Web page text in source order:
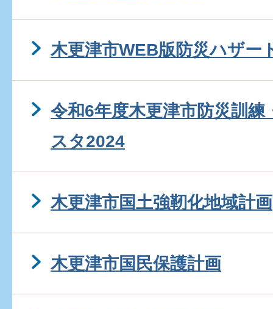
木更津市WEB版防災ハザー
令和6年度木更津市防災訓
スタ2024
木更津市国土強靭化地域計画
木更津市国民保護計画